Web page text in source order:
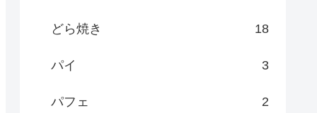
どら焼き 18
パイ 3
パフェ 2